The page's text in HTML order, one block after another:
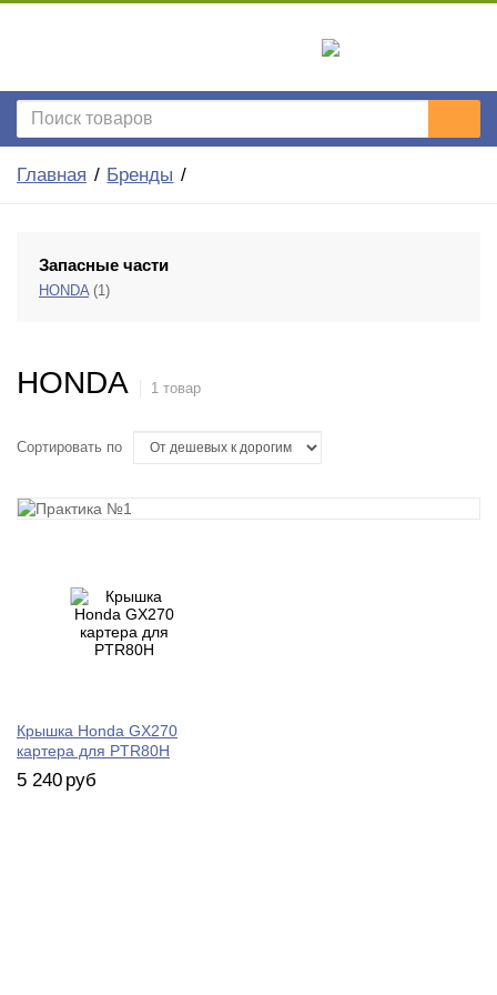
Главная Бренды
Запасные части
HONDA (1)
HONDA 1 товар
Сортировать по
Крышка Honda GX270
картера для PTR80H
5 240 руб